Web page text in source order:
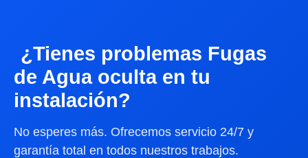
¿Tienes problemas Fugas
de Agua oculta en tu
instalación?
No esperes más. Ofrecemos servicio 24/7 y
garantía total en todos nuestros trabajos.